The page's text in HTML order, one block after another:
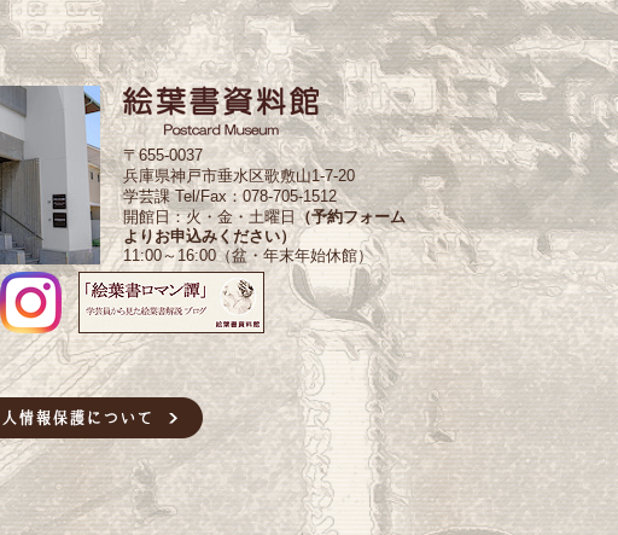
〒655-0037
兵庫県神戸市垂水区歌敷山1-7-20
学芸課 Tel/Fax：078-705-1512
開館日：火・金・土曜日 （予約フォーム
よりお申込みください）
11:00～16:00（盆・年末年始休館）